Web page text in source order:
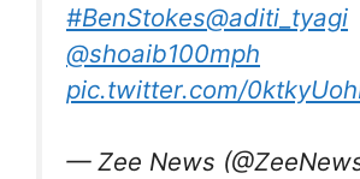
#BenStokes@aditi_tyagi
@shoaib100mph
pic.twitter.com/
— Zee News